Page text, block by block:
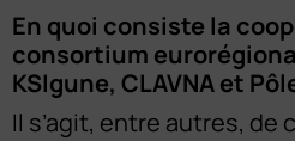
En quoi consiste la
consortium
KSIgune, CLAVNA et
Il s’agit, entre autres, de